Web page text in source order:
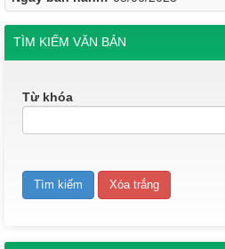
TÌM KIẾM VĂN BẢN
Từ khóa